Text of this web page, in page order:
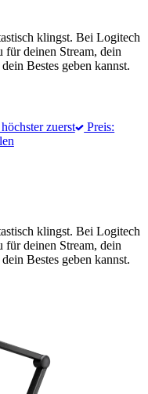
klingst. Bei Logitech
deinen Stream, dein
Bestes geben kannst.
zuerst
Preis:
klingst. Bei Logitech
deinen Stream, dein
Bestes geben kannst.